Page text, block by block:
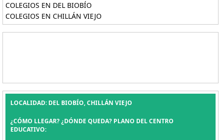
COLEGIOS EN DEL BIOBÍO
COLEGIOS EN CHILLÁN VIEJO
LOCALIDAD: DEL BIOBÍO, CHILLÁN VIEJO
¿CÓMO LLEGAR? ¿DÓNDE QUEDA? PLANO DEL CENTRO
EDUCATIVO: